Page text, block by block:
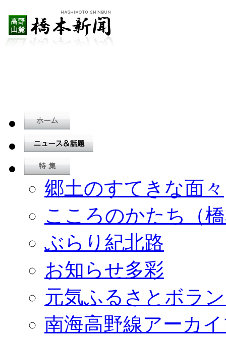
郷土のすてきな面々
こころのかたち（
ぶらり紀北路
お知らせ多彩
元気ふるさとボラ
南海高野線アーカ